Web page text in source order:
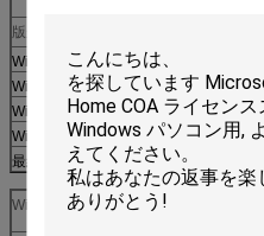
版から
Windows 7の始動機
Windows 10の家
Windows 7家の基本
Windows 7の家の報酬
Windows 7の専門家
プロWindows 10
最終的なWindows 7
Windows 83